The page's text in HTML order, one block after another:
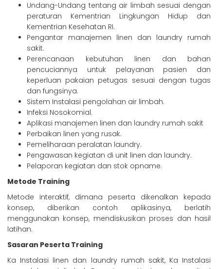
Undang-Undang tentang air limbah sesuai dengan
peraturan Kementrian Lingkungan Hidup dan
Kementrian Kesehatan RI.
Pengantar manajemen linen dan laundry rumah
sakit.
Perencanaan kebutuhan linen dan bahan
pencuciannya untuk pelayanan pasien dan
keperluan pakaian petugas sesuai dengan tugas
dan fungsinya.
Sistem Instalasi pengolahan air limbah.
Infeksi Nosokomial.
Aplikasi manajemen linen dan laundry rumah sakit
Perbaikan linen yang rusak.
Pemeliharaan peralatan laundry.
Pengawasan kegiatan di unit linen dan laundry.
Pelaporan kegiatan dan stok opname.
Metode Training
Metode interaktif, dimana peserta dikenalkan kepada
konsep, diberikan contoh aplikasinya, berlatih
menggunakan konsep, mendiskusikan proses dan hasil
latihan.
Sasaran Peserta Training
Ka Instalasi linen dan laundry rumah sakit, Ka Instalasi